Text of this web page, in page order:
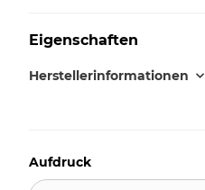
Eigenschaften
Herstellerinformationen
Aufdruck